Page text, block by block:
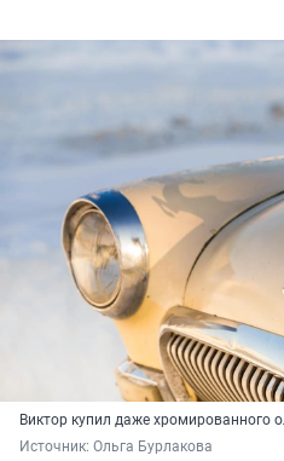
Виктор купил даже хромированного
Источник: Ольга Бурлакова